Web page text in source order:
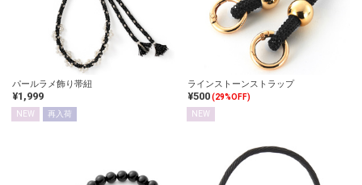
パールラメ飾り帯紐
¥1,999
NEW 再入荷
ラインストーンストラップ
¥500(29%OFF)
NEW